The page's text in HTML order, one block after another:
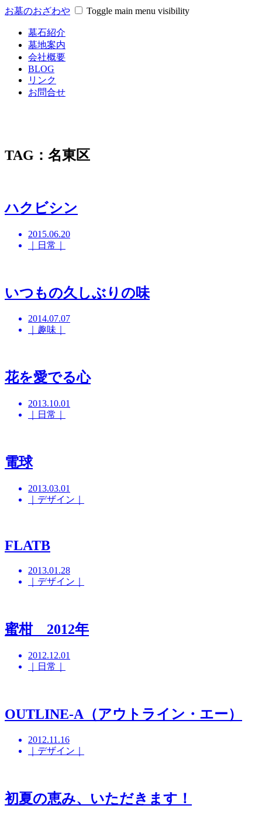
お墓のおざわや Toggle main menu visibility
墓石紹介
墓地案内
会社概要
BLOG
リンク
お問合せ
TAG：名東区
ハクビシン
2015.06.20
｜日常｜
いつもの久しぶりの味
2014.07.07
｜趣味｜
花を愛でる心
2013.10.01
｜日常｜
電球
2013.03.01
｜デザイン｜
FLATB
2013.01.28
｜デザイン｜
蜜柑 2012年
2012.12.01
｜日常｜
OUTLINE-A（アウトライン・エー）
2012.11.16
｜デザイン｜
初夏の恵み、いただきます！